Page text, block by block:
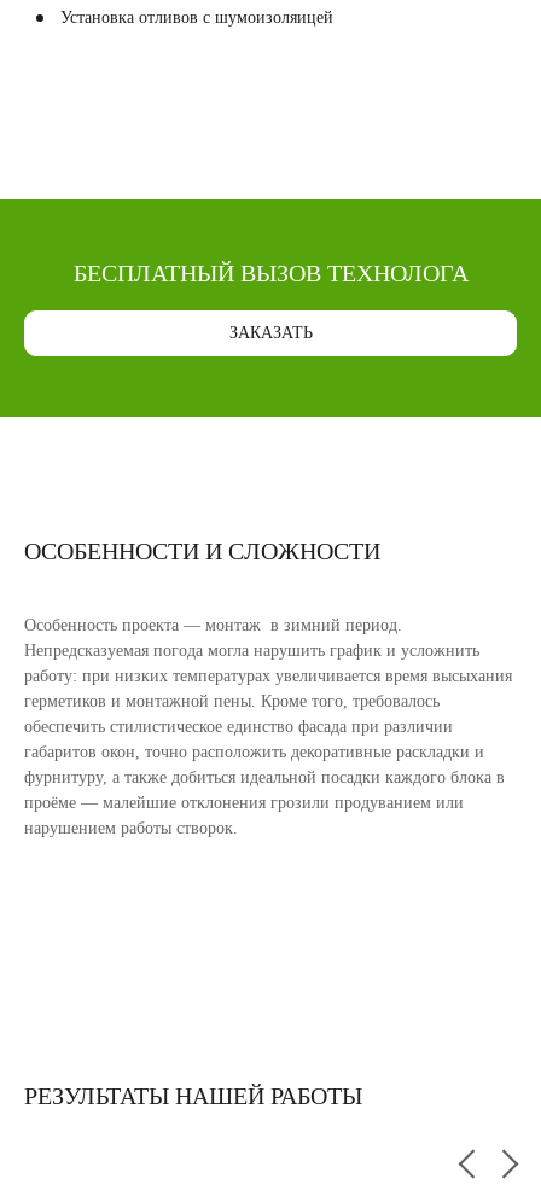
Установка отливов с шумоизоляицей
БЕСПЛАТНЫЙ ВЫЗОВ ТЕХНОЛОГА
ЗАКАЗАТЬ
ОСОБЕННОСТИ И СЛОЖНОСТИ
Особенность проекта — монтаж в зимний период.
Непредсказуемая погода могла нарушить график и усложнить
работу: при низких температурах увеличивается время высыхания
герметиков и монтажной пены. Кроме того, требовалось
обеспечить стилистическое единство фасада при различии
габаритов окон, точно расположить декоративные раскладки и
фурнитуру, а также добиться идеальной посадки каждого блока в
проёме — малейшие отклонения грозили продуванием или
нарушением работы створок.
РЕЗУЛЬТАТЫ НАШЕЙ РАБОТЫ